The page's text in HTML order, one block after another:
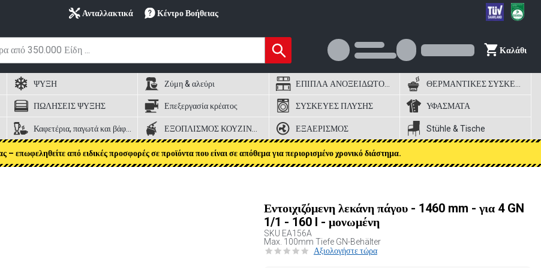
Ανταλλακτικά Κέντρο Βοήθειας
Καλάθι
ΨΥΞΗ Ζύμη & αλεύρι ΕΠΙΠΛΑ ΑΝΟΞΕΙΔΩΤΟΣ ΧΑΛΥΒΑΣ
ΠΩΛΗΣΕΙΣ ΨΥΞΗΣ Επεξεργασία κρέατος ΣΥΣΚΕΥΕΣ ΠΛΥΣΗΣ ΥΦΑΣΜΑΤΑ
Καφετέρια, παγωτά και βάφλες ΕΞΑΕΡΙΣΜΟΣ Stühle & Tische
επωφεληθείτε από ειδικές προσφορές σε προϊόντα που είναι σε απόθεμα για περιορισμένο χρονικό διάστημα.
Εντοιχιζόμενη λεκάνη πάγου - 1460 mm - για 4 GN
1/1 - 160 l - μονωμένη
SKU EA156A
Max. 100mm Tiefe GN-Behälter
Αξιολογήστε τώρα